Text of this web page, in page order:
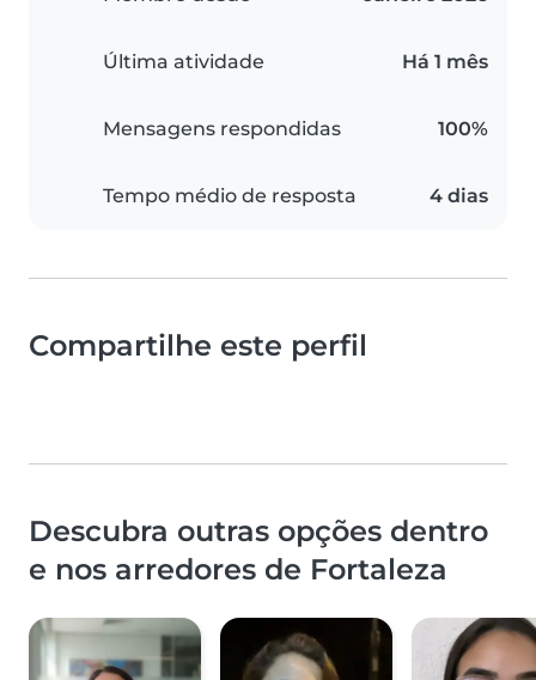
Última atividade Há 1 mês
Mensagens respondidas 100%
Tempo médio de resposta 4 dias
Compartilhe este perfil
Descubra outras opções dentro
e nos arredores de Fortaleza